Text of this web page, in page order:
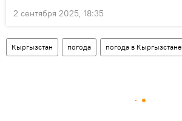
2 сентября 2025, 18:35
Кыргызстан погода погода в Кыргызстане